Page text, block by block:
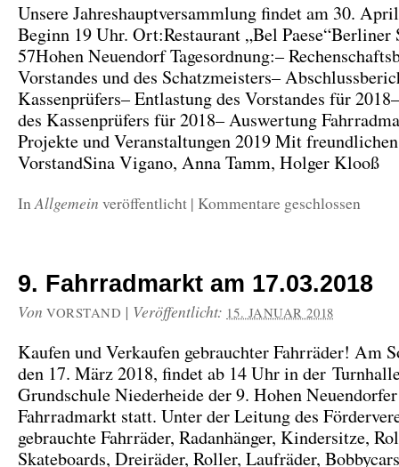
Unsere Jahreshauptversammlung findet am 30.
Beginn 19 Uhr. Ort:Restaurant „Bel Paese“Berliner
57Hohen Neuendorf Tagesordnung:–
Vorstandes und des Schatzmeisters–
Kassenprüfers– Entlastung des Vorstandes für
des Kassenprüfers für 2018– Auswertung
Projekte und Veranstaltungen 2019 Mit
VorstandSina Vigano, Anna Tamm, Holger Klooß
InAllgemein veröffentlicht | Kommentare geschlossen
9. Fahrradmarkt am 17.03.2018
Von VORSTAND | Veröffentlicht: 15. JANUAR 2018
Kaufen und Verkaufen gebrauchter Fahrräder! Am
den 17. März 2018, findet ab 14 Uhr in der
Grundschule Niederheide der 9. Hohen Neuendorfer
Fahrradmarkt statt. Unter der Leitung des
gebrauchte Fahrräder, Radanhänger, Kindersitze,
Skateboards, Dreiräder, Roller, Laufräder,